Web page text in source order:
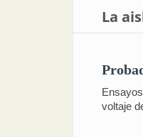
La
voltaje